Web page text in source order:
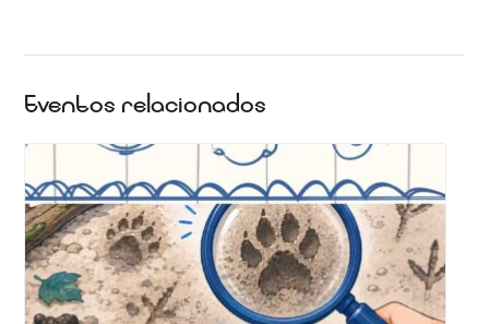
Eventos relacionados